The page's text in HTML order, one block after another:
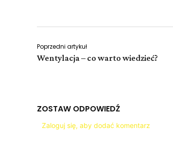
Poprzedni artykuł
Wentylacja – co warto wiedzieć?
ZOSTAW ODPOWIEDŹ
Zaloguj się, aby dodać komentarz